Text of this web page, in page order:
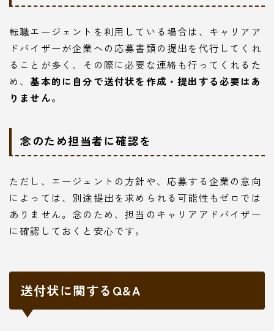
転職エージェントを利用している場合は、キャリアア
ドバイザーが企業への応募書類の提出を代行してくれ
ることが多く、その際に必要な連絡も行ってくれるた
め、基本的に自分で送付状を作成・提出する必要はあ
りません。
念のため担当者に確認を
ただし、エージェントの方針や、応募する企業の意向
によっては、別途提出を求められる可能性もゼロでは
ありません。念のため、担当のキャリアアドバイザー
に確認しておくと安心です。
送付状に関するQ&A